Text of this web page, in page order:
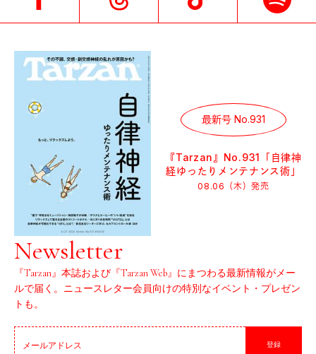
最新号 No.931
『Tarzan』No.931「自律神
経ゆったりメンテナンス術」
08.06（木）発売
Newsletter
『Tarzan』本誌および『Tarzan Web』にまつわる最新情報がメー
ルで届く。ニュースレター会員向けの特別なイベント・プレゼン
トも。
登録